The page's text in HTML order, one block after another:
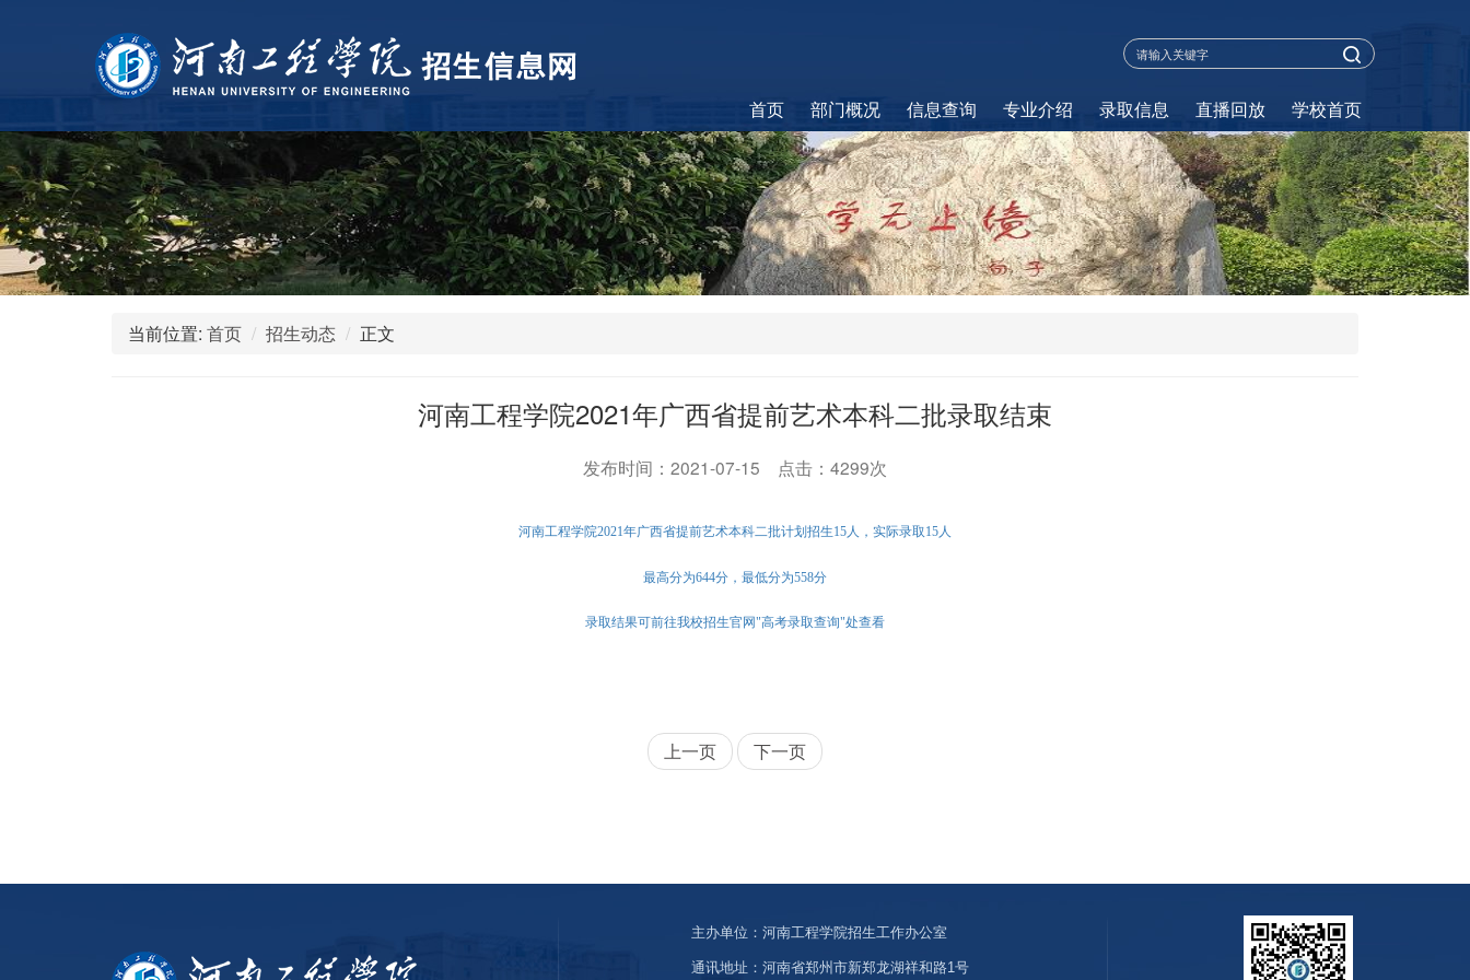
首页 部门概况 信息查询 专业介绍 录取信息 直播回放 学校首页
当前位置: 首页 招生动态 正文
河南工程学院2021年广西省提前艺术本科二批录取结束
发布时间：2021-07-15 点击：4299次
河南工程学院2021年广西省提前艺术本科二批计划招生15人，实际录取15人
最高分为644分，最低分为558分
录取结果可前往我校招生官网"高考录取查询"处查看
上一页 下一页
主办单位：河南工程学院招生工作办公室
通讯地址：河南省郑州市新郑龙湖祥和路1号